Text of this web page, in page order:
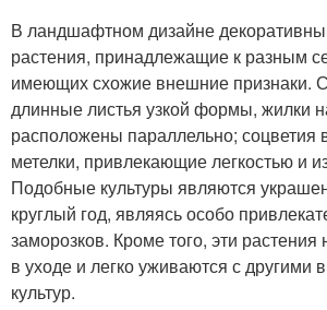
В ландшафтном дизайне
растения, принадлежащие к разным
имеющих схожие внешние признаки.
длинные листья узкой формы, жилки
расположены параллельно; соцветия
метелки, привлекающие легкостью и
Подобные культуры являются
круглый год, являясь особо
заморозков. Кроме того, эти растения
в уходе и легко уживаются с другими
культур.